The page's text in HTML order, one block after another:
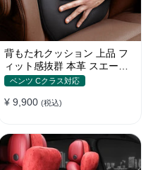
背もたれクッション 上品 フ
ィット感抜群 本革 スエード
リネン おしゃれ 腰痛 空気
ベンツ Cクラス対応
¥ 9,900 (税込)